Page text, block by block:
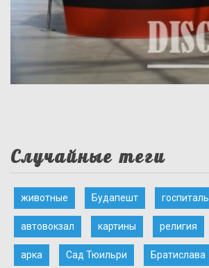
Случайные теги
животные Будапешт госпиталь
автовокзал картины религия
арка Сад Тюильри Братислава